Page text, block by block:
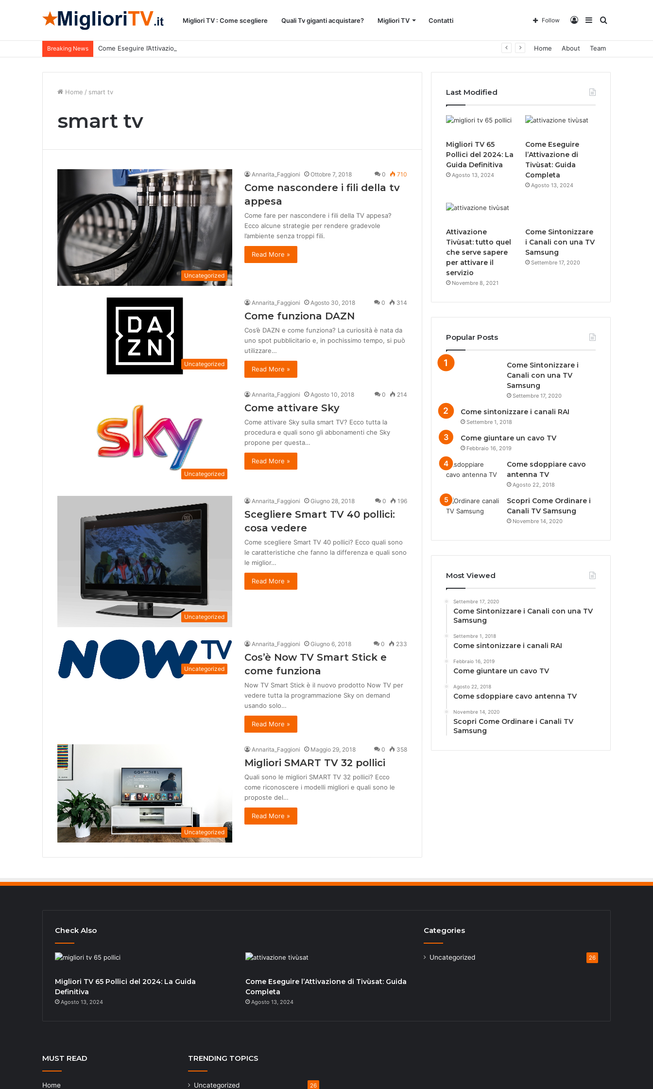
Migliori TV : Come scegliere Quali Tv giganti acquistare? Migliori TV Contatti Search
for
Sidebar
Log
In
Follow
Breaking News Come Eseguire l’Attivazione di Tivùsat: Guida Completa Home About Team
Home / smart tv
smart tv
Uncategorized
Annarita_Faggioni Ottobre 7, 2018 0 710
Come nascondere i fili della tv
appesa
Come fare per nascondere i fili della TV appesa?
Ecco alcune strategie per rendere gradevole
l’ambiente senza troppi fili.
Read More »
Uncategorized
Annarita_Faggioni Agosto 30, 2018 0 314
Come funziona DAZN
Cos’è DAZN e come funziona? La curiosità è nata da
uno spot pubblicitario e, in pochissimo tempo, si può
utilizzare…
Read More »
Uncategorized
Annarita_Faggioni Agosto 10, 2018 0 214
Come attivare Sky
Come attivare Sky sulla smart TV? Ecco tutta la
procedura e quali sono gli abbonamenti che Sky
propone per questa…
Read More »
Uncategorized
Annarita_Faggioni Giugno 28, 2018 0 196
Scegliere Smart TV 40 pollici:
cosa vedere
Come scegliere Smart TV 40 pollici? Ecco quali sono
le caratteristiche che fanno la differenza e quali sono
le miglior…
Read More »
Uncategorized
Annarita_Faggioni Giugno 6, 2018 0 233
Cos’è Now TV Smart Stick e
come funziona
Now TV Smart Stick è il nuovo prodotto Now TV per
vedere tutta la programmazione Sky on demand
usando solo…
Read More »
Uncategorized
Annarita_Faggioni Maggio 29, 2018 0 358
Migliori SMART TV 32 pollici
Quali sono le migliori SMART TV 32 pollici? Ecco
come riconoscere i modelli migliori e quali sono le
proposte del…
Read More »
Last Modified
Migliori TV 65
Pollici del 2024: La
Guida Definitiva
Agosto 13, 2024
Come Eseguire
l’Attivazione di
Tivùsat: Guida
Completa
Agosto 13, 2024
Attivazione
Tivùsat: tutto quel
che serve sapere
per attivare il
servizio
Novembre 8, 2021
Come Sintonizzare
i Canali con una TV
Samsung
Settembre 17, 2020
Popular Posts
Come Sintonizzare i
Canali con una TV
Samsung
Settembre 17, 2020
Come sintonizzare i canali RAI
Settembre 1, 2018
Come giuntare un cavo TV
Febbraio 16, 2019
Come sdoppiare cavo
antenna TV
Agosto 22, 2018
Scopri Come Ordinare i
Canali TV Samsung
Novembre 14, 2020
Most Viewed
Settembre 17, 2020
Come Sintonizzare i Canali con una TV
Samsung
Settembre 1, 2018
Come sintonizzare i canali RAI
Febbraio 16, 2019
Come giuntare un cavo TV
Agosto 22, 2018
Come sdoppiare cavo antenna TV
Novembre 14, 2020
Scopri Come Ordinare i Canali TV
Samsung
Check Also
Migliori TV 65 Pollici del 2024: La Guida
Definitiva
Agosto 13, 2024
Come Eseguire l’Attivazione di Tivùsat: Guida
Completa
Agosto 13, 2024
Categories
Uncategorized 26
MUST READ
Home
TRENDING TOPICS
Uncategorized 26